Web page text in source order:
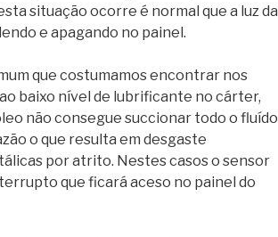
situação ocorre é normal que a luz da
e apagando no painel.
que costumamos encontrar nos
baixo nível de lubrificante no cárter,
não consegue succionar todo o fluído
o que resulta em desgaste
por atrito. Nestes casos o sensor
que ficará aceso no painel do